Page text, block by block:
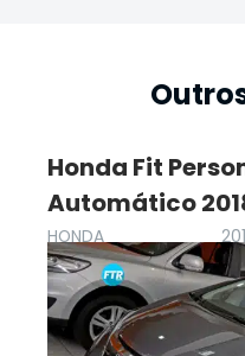
Honda Fit
Automático
HONDA